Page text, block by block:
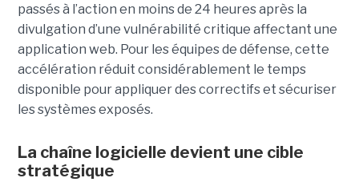
passés à l’action en moins de 24 heures après la
divulgation d’une vulnérabilité critique affectant une
application web. Pour les équipes de défense, cette
accélération réduit considérablement le temps
disponible pour appliquer des correctifs et sécuriser
les systèmes exposés.
La chaîne logicielle devient une cible
stratégique